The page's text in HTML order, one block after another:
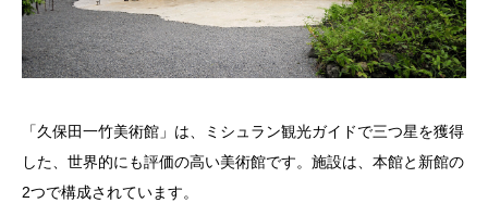
「久保田一竹美術館」は、ミシュラン観光ガイドで三つ星を獲得
した、世界的にも評価の高い美術館です。施設は、本館と新館の
2つで構成されています。